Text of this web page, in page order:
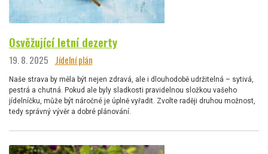
Osvěžující letní dezerty
19. 8. 2025 Jídelní plán
Naše strava by měla být nejen zdravá, ale i dlouhodobě udržitelná – sytivá,
pestrá a chutná. Pokud ale byly sladkosti pravidelnou složkou vašeho
jídelníčku, může být náročné je úplně vyřadit. Zvolte raději druhou možnost,
tedy správný vývěr a dobré plánování.